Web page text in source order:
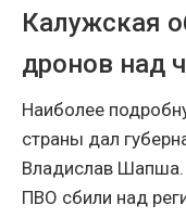
Калужская
дронов над
Наиболее
страны дал
Владислав
ПВО сбили над